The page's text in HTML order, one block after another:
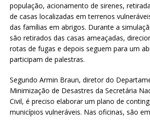
população, acionamento de sirenes,
de casas localizadas em terrenos
das famílias em abrigos. Durante a
são retirados das casas ameaçadas,
rotas de fugas e depois seguem para um
participam de palestras.
Segundo Armin Braun, diretor do
Minimização de Desastres da Secretária
Civil, é preciso elaborar um plano de
municípios vulneráveis. Nas oficinas, são